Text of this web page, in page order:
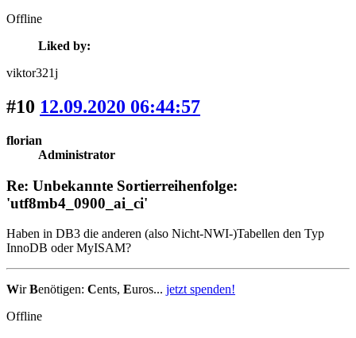
Offline
Liked by:
viktor321j
#10 12.09.2020 06:44:57
florian
Administrator
Re: Unbekannte Sortierreihenfolge:
'utf8mb4_0900_ai_ci'
Haben in DB3 die anderen (also Nicht-NWI-)Tabellen den Typ
InnoDB oder MyISAM?
WirBenötigen: Cents, Euros... jetzt spenden!
Offline